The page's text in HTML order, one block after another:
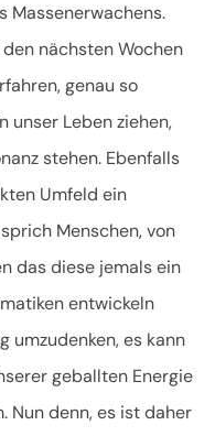
Massenerwachens.
nächsten Wochen
genau so
unser Leben ziehen,
stehen. Ebenfalls
Umfeld ein
Menschen, von
das diese jemals ein
entwickeln
umzudenken, es kann
geballten Energie
Nun denn, es ist daher